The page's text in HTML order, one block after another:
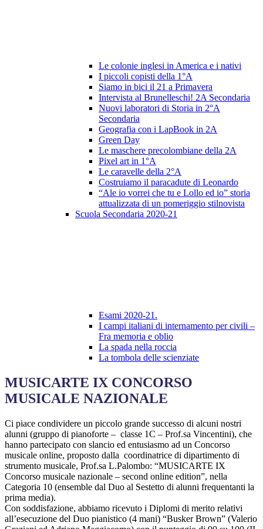
Le colonie inglesi in America e i nativi
I piccoli copisti della 1°A
Siamo in bici il 21 a Primavera
Intervista al Brunelleschi! 2A Secondaria
Nuovi laboratori di Storia in 2°A
Secondaria
Geografia con i LapBook in 2A
Green Day
Le maschere precolombiane della 2A
Pixel art in 1°A
Le caravelle della 2°A
Costruiamo il paracadute di Leonardo
“Ale io vorrei che tu e Lollo ed io” storia
attualizzata di un pomeriggio stilnovista
Scuola Secondaria 2020-21
Esami 2020-21.
I campi italiani di internamento per civili –
Fra memoria e oblio
La spada nella roccia
La tombola delle scienziate
MUSICARTE IX CONCORSO
MUSICALE NAZIONALE
Ci piace condividere un piccolo grande successo di alcuni nostri
alunni (gruppo di pianoforte – classe 1C – Prof.sa Vincentini), che
hanno partecipato con slancio ed entusiasmo ad un Concorso
musicale online, proposto dalla coordinatrice di dipartimento di
strumento musicale, Prof.sa L.Palombo: “MUSICARTE IX
Concorso musicale nazionale – second online edition”, nella
Categoria 10 (ensemble dal Duo al Sestetto di alunni frequentanti la
prima media).
Con soddisfazione, abbiamo ricevuto i Diplomi di merito relativi
all’esecuzione del Duo pianistico (4 mani) “Busker Brown” (Valerio